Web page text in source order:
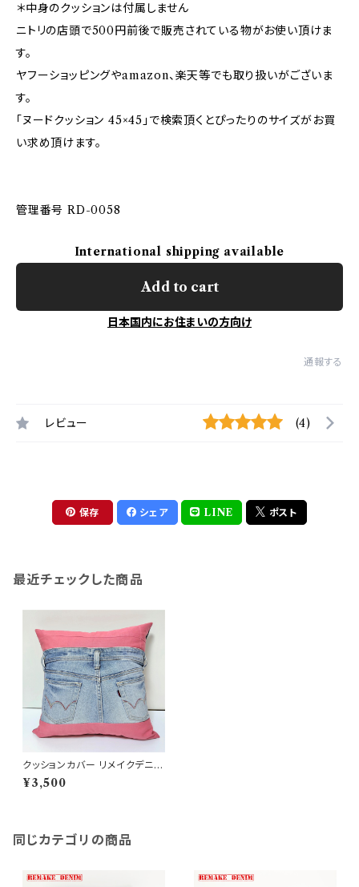
＊中身のクッションは付属しません
ニトリの店頭で500円前後で販売されている物がお使い頂けま
す。
ヤフーショッピングやamazon、楽天等でも取り扱いがございま
す。
「ヌードクッション 45×45」で検索頂くとぴったりのサイズがお買
い求め頂けます。
管理番号 RD-0058
International shipping available
Add to cart
日本国内にお住まいの方向け
通報する
レビュー (4)
保存 シェア LINE ポスト
最近チェックした商品
クッションカバー リメイクデニム
45×45 ウォッシャブル ジーンズ
リメイク ポケット付き RD-005
¥3,500
同じカテゴリの商品